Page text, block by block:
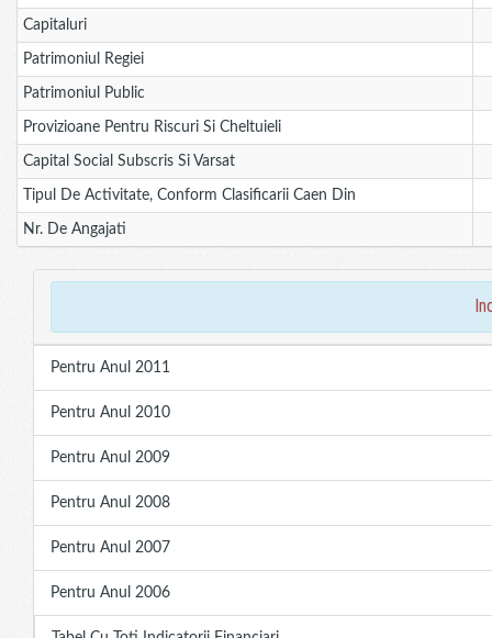
Capitaluri
Patrimoniul Regiei
Patrimoniul Public
Provizioane Pentru Riscuri Si Cheltuieli
Capital Social Subscris Si Varsat
Tipul De Activitate, Conform Clasificarii Caen Din
Nr. De Angajati
Pentru Anul 2011
Pentru Anul 2010
Pentru Anul 2009
Pentru Anul 2008
Pentru Anul 2007
Pentru Anul 2006